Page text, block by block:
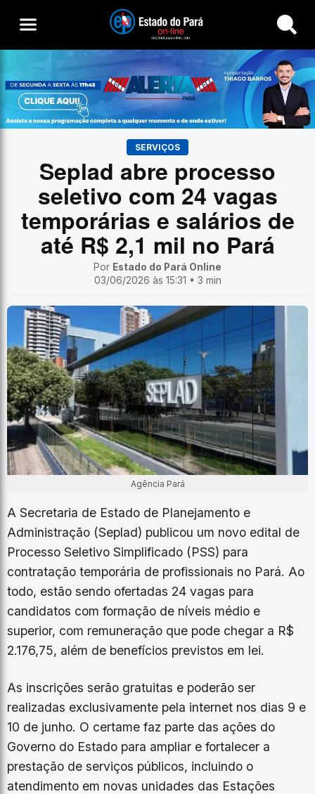
Buscar
SERVIÇOS
Seplad abre processo
seletivo com 24 vagas
temporárias e salários de
até R$ 2,1 mil no Pará
Por Estado do Pará Online
03/06/2026 às 15:31 • 3 min
Agência Pará
A Secretaria de Estado de Planejamento e
Administração (Seplad) publicou um novo edital de
Processo Seletivo Simplificado (PSS) para
contratação temporária de profissionais no Pará. Ao
todo, estão sendo ofertadas 24 vagas para
candidatos com formação de níveis médio e
superior, com remuneração que pode chegar a R$
2.176,75, além de benefícios previstos em lei.
As inscrições serão gratuitas e poderão ser
realizadas exclusivamente pela internet nos dias 9 e
10 de junho. O certame faz parte das ações do
Governo do Estado para ampliar e fortalecer a
prestação de serviços públicos, incluindo o
atendimento em novas unidades das Estações